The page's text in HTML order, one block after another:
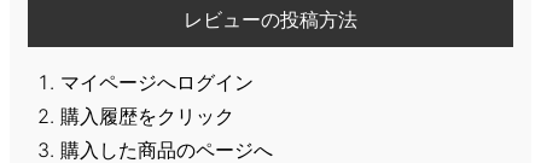
レビューの投稿方法
マイページへログイン
購入履歴をクリック
購入した商品のページへ